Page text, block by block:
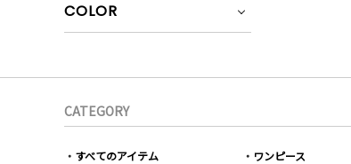
COLOR
CATEGORY
すべてのアイテム
ワンピース